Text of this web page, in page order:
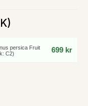
persica Fruit
C2)
699 kr